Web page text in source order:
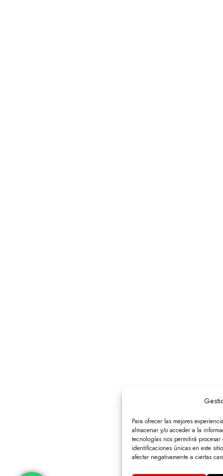
Para ofrecer las mejores
almacenar y/o acceder a la
tecnologías nos permitirá
identificaciones únicas en este
afectar negativamente a ciertas